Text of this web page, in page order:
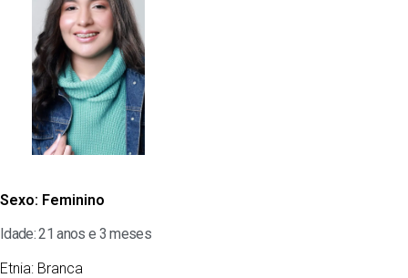
Sexo: Feminino
Idade: 21 anos e 3 meses
Etnia: Branca